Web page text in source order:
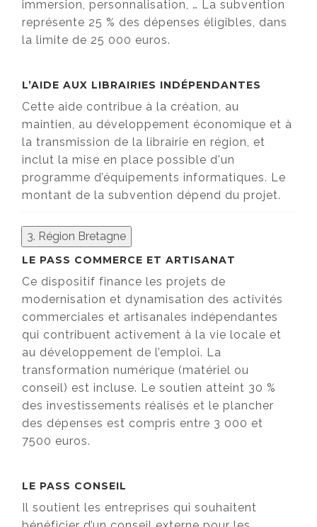
immersion, personnalisation, … La subvention
représente 25 % des dépenses éligibles, dans
la limite de 25 000 euros.
L’AIDE AUX LIBRAIRIES INDÉPENDANTES
Cette aide contribue à la création, au
maintien, au développement économique et à
la transmission de la librairie en région, et
inclut la mise en place possible d'un
programme d’équipements informatiques. Le
montant de la subvention dépend du projet.
3. Région Bretagne
LE PASS COMMERCE ET ARTISANAT
Ce dispositif finance les projets de
modernisation et dynamisation des activités
commerciales et artisanales indépendantes
qui contribuent activement à la vie locale et
au développement de l’emploi. La
transformation numérique (matériel ou
conseil) est incluse. Le soutien atteint 30 %
des investissements réalisés et le plancher
des dépenses est compris entre 3 000 et
7500 euros.
LE PASS CONSEIL
Il soutient les entreprises qui souhaitent